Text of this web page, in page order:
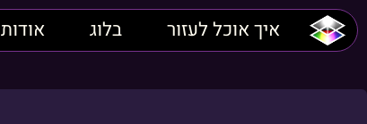
איך אוכל לעזור בלוג אודות